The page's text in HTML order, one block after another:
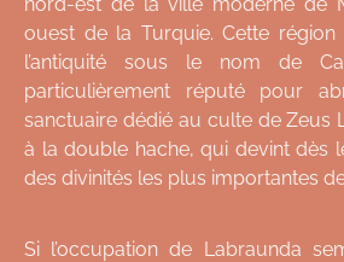
ouest de la Turquie. Cette région
l’antiquité sous le nom de
particulièrement réputé pour
sanctuaire dédié au culte de Zeus
à la double hache, qui devint dès
des divinités les plus importantes
Si l’occupation de Labraunda